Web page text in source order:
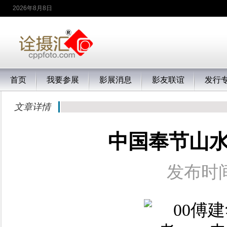
2026年8月8日
首页 我要参展 影展消息 影友联谊 发行
文章详情
中国奉节山
发布时